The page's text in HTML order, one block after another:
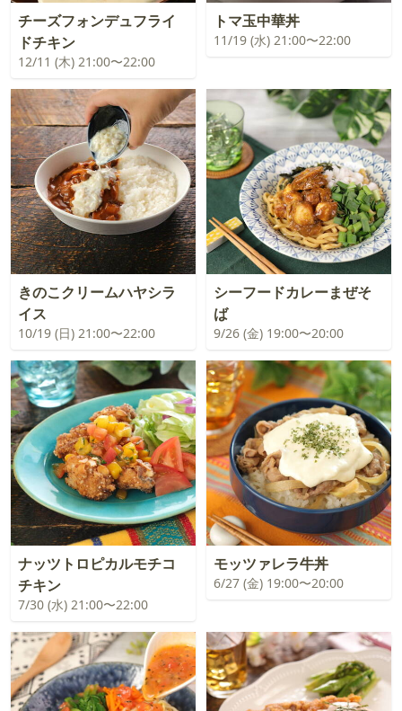
チーズフォンデュフライ
ドチキン
12/11 (木) 21:00〜22:00
トマ玉中華丼
11/19 (水) 21:00〜22:00
きのこクリームハヤシラ
イス
10/19 (日) 21:00〜22:00
シーフードカレーまぜそ
ば
9/26 (金) 19:00〜20:00
ナッツトロピカルモチコ
チキン
7/30 (水) 21:00〜22:00
モッツァレラ牛丼
6/27 (金) 19:00〜20:00